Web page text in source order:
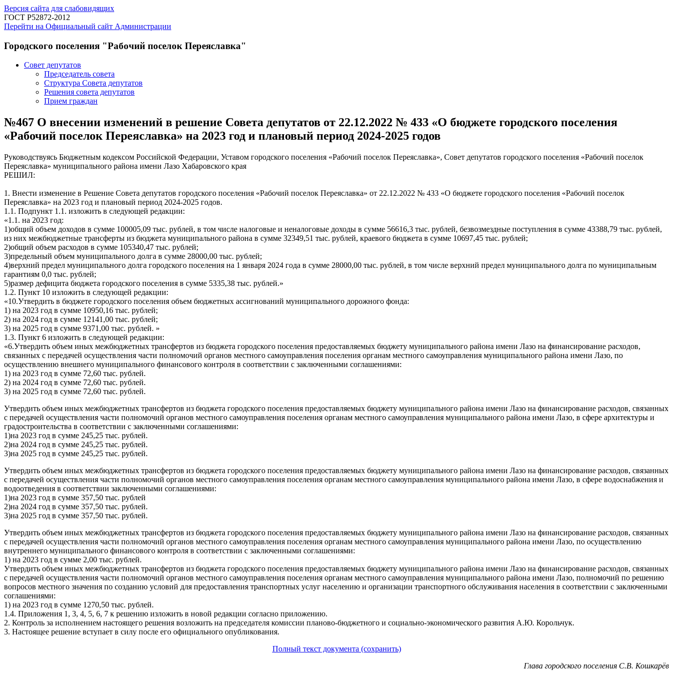
Версия сайта для слабовидящих
ГОСТ Р52872-2012
Перейти на Официальный сайт Администрации
Городского поселения "Рабочий поселок Переяславка"
Совет депутатов
Председатель совета
Структура Совета депутатов
Решения совета депутатов
Прием граждан
№467 О внесении изменений в решение Совета депутатов от 22.12.2022 № 433 «О бюджете городского поселения
«Рабочий поселок Переяславка» на 2023 год и плановый период 2024-2025 годов
Руководствуясь Бюджетным кодексом Российской Федерации, Уставом городского поселения «Рабочий поселок Переяславка», Совет депутатов городского поселения «Рабочий поселок
Переяславка» муниципального района имени Лазо Хабаровского края
РЕШИЛ:
1. Внести изменение в Решение Совета депутатов городского поселения «Рабочий поселок Переяславка» от 22.12.2022 № 433 «О бюджете городского поселения «Рабочий поселок
Переяславка» на 2023 год и плановый период 2024-2025 годов.
1.1. Подпункт 1.1. изложить в следующей редакции:
«1.1. на 2023 год:
1)общий объем доходов в сумме 100005,09 тыс. рублей, в том числе налоговые и неналоговые доходы в сумме 56616,3 тыс. рублей, безвозмездные поступления в сумме 43388,79 тыс. рублей,
из них межбюджетные трансферты из бюджета муниципального района в сумме 32349,51 тыс. рублей, краевого бюджета в сумме 10697,45 тыс. рублей;
2)общий объем расходов в сумме 105340,47 тыс. рублей;
3)предельный объем муниципального долга в сумме 28000,00 тыс. рублей;
4)верхний предел муниципального долга городского поселения на 1 января 2024 года в сумме 28000,00 тыс. рублей, в том числе верхний предел муниципального долга по муниципальным
гарантиям 0,0 тыс. рублей;
5)размер дефицита бюджета городского поселения в сумме 5335,38 тыс. рублей.»
1.2. Пункт 10 изложить в следующей редакции:
«10.Утвердить в бюджете городского поселения объем бюджетных ассигнований муниципального дорожного фонда:
1) на 2023 год в сумме 10950,16 тыс. рублей;
2) на 2024 год в сумме 12141,00 тыс. рублей;
3) на 2025 год в сумме 9371,00 тыс. рублей. »
1.3. Пункт 6 изложить в следующей редакции:
«6.Утвердить объем иных межбюджетных трансфертов из бюджета городского поселения предоставляемых бюджету муниципального района имени Лазо на финансирование расходов,
связанных с передачей осуществления части полномочий органов местного самоуправления поселения органам местного самоуправления муниципального района имени Лазо, по
осуществлению внешнего муниципального финансового контроля в соответствии с заключенными соглашениями:
1) на 2023 год в сумме 72,60 тыс. рублей.
2) на 2024 год в сумме 72,60 тыс. рублей.
3) на 2025 год в сумме 72,60 тыс. рублей.
Утвердить объем иных межбюджетных трансфертов из бюджета городского поселения предоставляемых бюджету муниципального района имени Лазо на финансирование расходов, связанных
с передачей осуществления части полномочий органов местного самоуправления поселения органам местного самоуправления муниципального района имени Лазо, в сфере архитектуры и
градостроительства в соответствии с заключенными соглашениями:
1)на 2023 год в сумме 245,25 тыс. рублей.
2)на 2024 год в сумме 245,25 тыс. рублей.
3)на 2025 год в сумме 245,25 тыс. рублей.
Утвердить объем иных межбюджетных трансфертов из бюджета городского поселения предоставляемых бюджету муниципального района имени Лазо на финансирование расходов, связанных
с передачей осуществления части полномочий органов местного самоуправления поселения органам местного самоуправления муниципального района имени Лазо, в сфере водоснабжения и
водоотведения в соответствии заключенными соглашениями:
1)на 2023 год в сумме 357,50 тыс. рублей
2)на 2024 год в сумме 357,50 тыс. рублей.
3)на 2025 год в сумме 357,50 тыс. рублей.
Утвердить объем иных межбюджетных трансфертов из бюджета городского поселения предоставляемых бюджету муниципального района имени Лазо на финансирование расходов, связанных
с передачей осуществления части полномочий органов местного самоуправления поселения органам местного самоуправления муниципального района имени Лазо, по осуществлению
внутреннего муниципального финансового контроля в соответствии с заключенными соглашениями:
1) на 2023 год в сумме 2,00 тыс. рублей.
Утвердить объем иных межбюджетных трансфертов из бюджета городского поселения предоставляемых бюджету муниципального района имени Лазо на финансирование расходов, связанных
с передачей осуществления части полномочий органов местного самоуправления поселения органам местного самоуправления муниципального района имени Лазо, полномочий по решению
вопросов местного значения по созданию условий для предоставления транспортных услуг населению и организации транспортного обслуживания населения в соответствии с заключенными
соглашениями:
1) на 2023 год в сумме 1270,50 тыс. рублей.
1.4. Приложения 1, 3, 4, 5, 6, 7 к решению изложить в новой редакции согласно приложению.
2. Контроль за исполнением настоящего решения возложить на председателя комиссии планово-бюджетного и социально-экономического развития А.Ю. Корольчук.
3. Настоящее решение вступает в силу после его официального опубликования.
Полный текст документа (сохранить)
Глава городского поселения С.В. Кошкарёв